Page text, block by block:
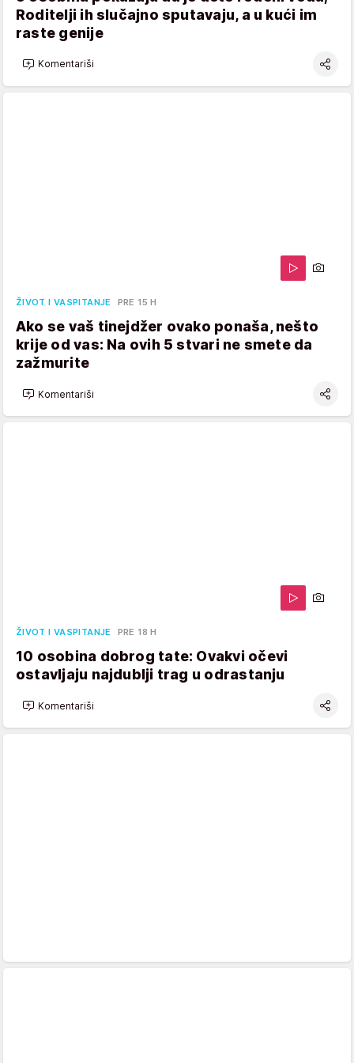
Roditelji ih slučajno sputavaju, a u kući im
raste genije
Komentariši
ŽIVOT I VASPITANJE PRE 15 H
Ako se vaš tinejdžer ovako ponaša, nešto
krije od vas: Na ovih 5 stvari ne smete da
zažmurite
Komentariši
ŽIVOT I VASPITANJE PRE 18 H
10 osobina dobrog tate: Ovakvi očevi
ostavljaju najdublji trag u odrastanju
Komentariši